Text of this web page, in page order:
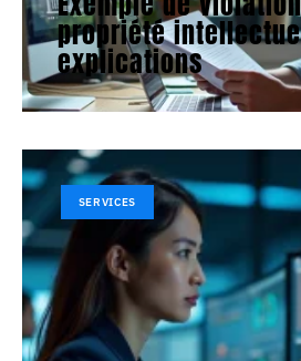
propriété
explications
SERVICES